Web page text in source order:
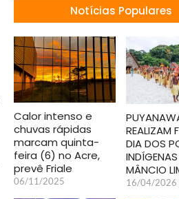
Notícias Populares
Calor intenso e
chuvas rápidas
marcam quinta-
feira (6) no Acre,
prevê Friale
06/11/2025
REALIZAM
DIA DOS
MÂNCIO
16/04/2026